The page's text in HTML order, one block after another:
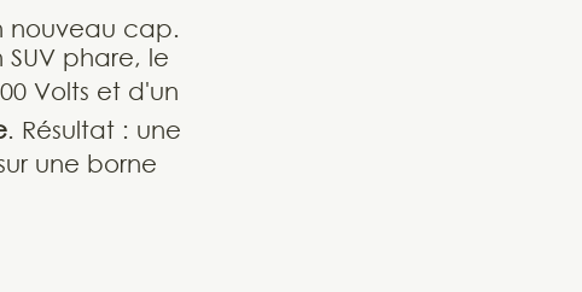
nouveau cap.
phare, le
Volts et d'un
. Résultat : une
une borne